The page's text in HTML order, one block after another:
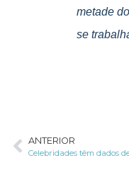
metade
se
ANTERIOR